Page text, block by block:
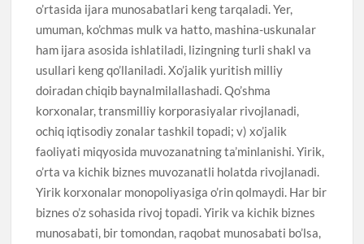
o’rtasida ijara munosabatlari keng tarqaladi. Yer,
umuman, ko’chmas mulk va hatto, mashina-uskunalar
ham ijara asosida ishlatiladi, lizingning turli shakl va
usullari keng qo’llaniladi. Xo’jalik yuritish milliy
doiradan chiqib baynalmilallashadi. Qo’shma
korxonalar, transmilliy korporasiyalar rivojlanadi,
ochiq iqtisodiy zonalar tashkil topadi; v) xo’jalik
faoliyati miqyosida muvozanatning ta’minlanishi. Yirik,
o’rta va kichik biznes muvozanatli holatda rivojlanadi.
Yirik korxonalar monopoliyasiga o’rin qolmaydi. Har bir
biznes o’z sohasida rivoj topadi. Yirik va kichik biznes
munosabati, bir tomondan, raqobat munosabati bo’lsa,